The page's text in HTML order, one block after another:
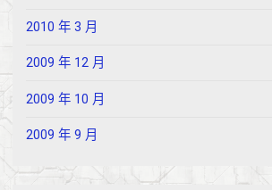
2010 年 3 月
2009 年 12 月
2009 年 10 月
2009 年 9 月